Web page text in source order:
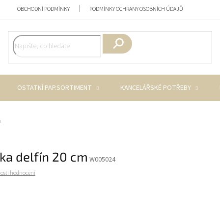
OBCHODNÍ PODMÍNKY PODMÍNKY OCHRANY OSOBNÍCH ÚDAJŮ
OSTATNÍ PAP.SORTIMENT KANCELÁŘSKÉ POTŘEBY
delfín 20 cm W005024
hodnocení